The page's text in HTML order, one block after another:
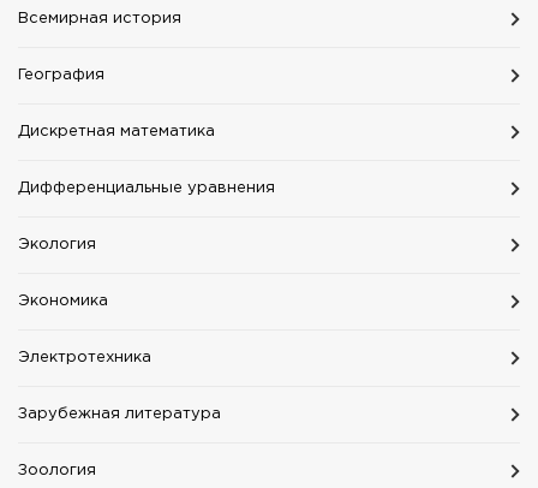
Всемирная история
География
Дискретная математика
Дифференциальные уравнения
Экология
Экономика
Электротехника
Зарубежная литература
Зоология